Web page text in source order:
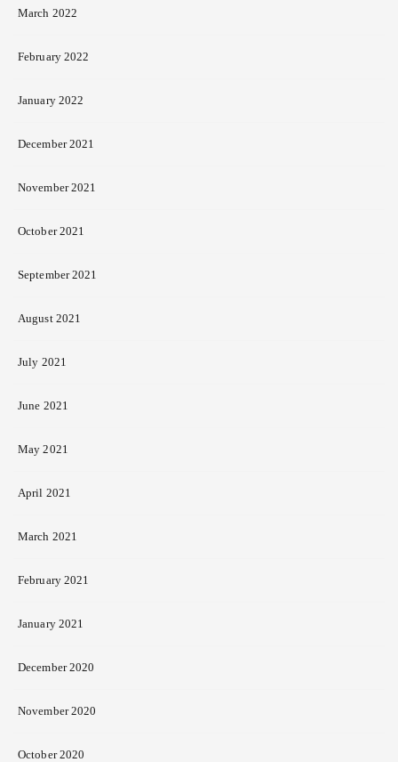
March 2022
February 2022
January 2022
December 2021
November 2021
October 2021
September 2021
August 2021
July 2021
June 2021
May 2021
April 2021
March 2021
February 2021
January 2021
December 2020
November 2020
October 2020